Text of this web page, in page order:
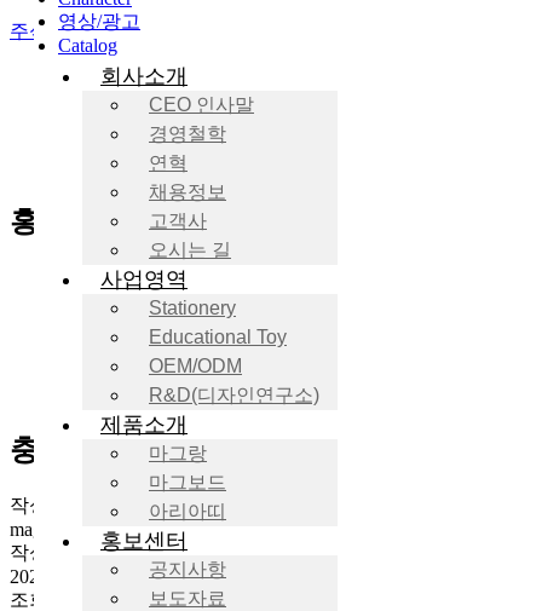
주식회사 마그피아
KOR
ENG
회사소개
CEO 인사말
경영철학
연혁
채용정보
고객사
오시는 길
사업영역
Stationery
Educational Toy
OEM/ODM
R&D(디자인연구소)
제품소개
마그랑
마그보드
아리아띠
홍보센터
공지사항
보도자료
홍보센터
공지사항
보도자료
Character
영상/광고
Catalog
영상/광고
Catalog
충북기업 세계로 날다
작성자
magpia_admin
작성일
2023-02-01 17:59
조회